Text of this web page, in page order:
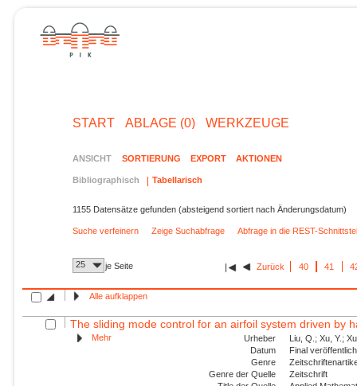
START ABLAGE (0) WERKZEUGE
ANSICHT SORTIERUNG EXPORT AKTIONEN
Bibliographisch Tabellarisch
1155 Datensätze gefunden (absteigend sortiert nach Änderungsdatum)
Suche verfeinern Zeige Suchabfrage Abfrage in die REST-
25 je Seite Zurück 40 41
Alle aufklappen
The sliding mode control for an airfoil system driven by
Mehr Urheber
Liu, Q.; Xu, Y.;
Datum
Final
Genre
Genre der Quelle
Zeitschrift